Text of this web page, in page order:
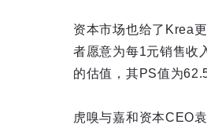
资本市场也给了Krea
者愿意为每1元销售收
的估值，其PS值为
虎嗅与嘉和资本CEO